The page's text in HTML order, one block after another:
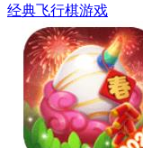
经典飞行棋游戏